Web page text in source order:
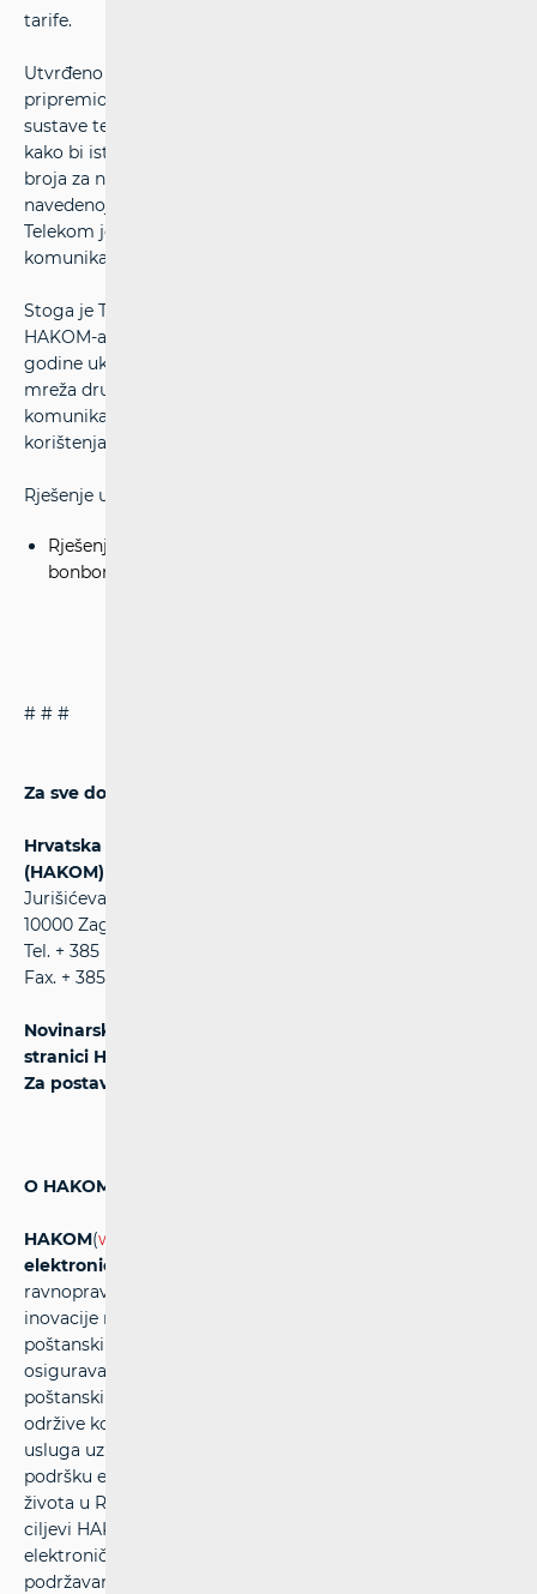
tarife.
Utvrđeno je da T-Hrvatski Telekom nije u potpunosti
pripremio svoju elektroničku komunikacijsku mrežu i
sustave te nije proveo potrebna testiranja svoje mreže
kako bi istu pripremio za uspostavu funkcije prijenosa
broja za novo brojevno područje 97 te usluge koje nudi na
navedenoj numeraciji. Takvim postupanjem T-Hrvatski
Telekom je povrijedio odredbe Zakona o elektroničkim
komunikacijama i Pravilnika o prenosivosti broja.
Stoga je T-Hrvatskom Telekomu Rješenjem nadzornika
HAKOM-a određeno da najkasnije do 1. siječnja 2011.
godine ukloni tehničke nemogućnosti prijenosa broja iz
mreža drugih operatora u pokretnu elektroničku
komunikacijsku mrežu T-Hrvatskog Telekoma, a u svrhu
korištenja „bonbon“ tarife.
Rješenje u obliku PDF datoteke može se preuzeti ovdje:
Rješenje nadzornika-prenosivost broja HT-tarifa
bonbon
# # #
Za sve dodatne informacije molimo kontaktirajte:
Hrvatska agencija za poštu i elektroničke komunikacije
(HAKOM)
Jurišićeva 13
10000 Zagreb
Tel. + 385 (0)1 489 6000
Fax. + 385 (0)1 4920 227
Novinarski upiti postavljaju se na službenoj web
stranici HAKOM-a na adresi:
Za postavljanje pitanja potrebna je registracija.
O HAKOM-u:
HAKOM(www.hakom.hr
elektroničke komunikacije
ravnopravno tržišno natjecanje, stabilan rast i prostor za
inovacije na tržištu elektroničkih komunikacija i
poštanskih usluga. Agencija štiti interese korisnika i
osigurava mogućnost izbora raznolikih komunikacijskih i
poštanskih usluga po prihvatljivim cijenama, definira
održive konkurentne uvjete operatorima i davateljima
usluga uz pravedne uvjete za povrat investicija te pruža
podršku ekonomskom rastu, javnim uslugama i kvaliteti
života u RH upotrebom modernih tehnologija. Strateški
ciljevi HAKOM-a su unaprjeđenje regulacije tržišta
elektroničkih komunikacija i poštanskih usluga,
podržavanje rasta investicija i inovacija u tržište